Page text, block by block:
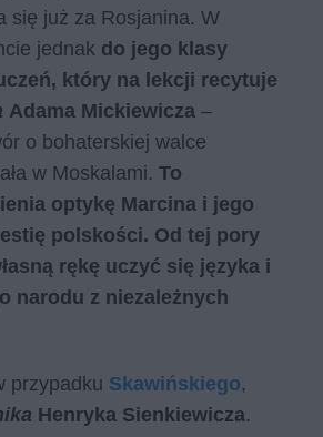
się już za Rosjanina. W
jednak do jego klasy
który na lekcji recytuje
Adama Mickiewicza –
o bohaterskiej walce
w Moskalami. To
optykę Marcina i jego
polskości. Od tej pory
rękę uczyć się języka i
narodu z niezależnych
przypadku Skawińskiego,
Henryka Sienkiewicza.